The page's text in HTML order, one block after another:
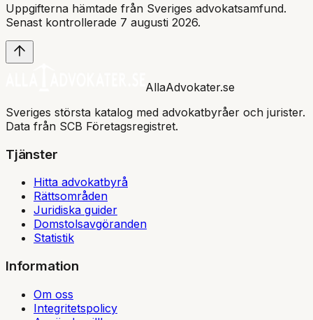
Uppgifterna hämtade från Sveriges advokatsamfund.
Senast kontrollerade 7 augusti 2026.
AllaAdvokater.se
Sveriges största katalog med advokatbyråer och jurister.
Data från SCB Företagsregistret.
Tjänster
Hitta advokatbyrå
Rättsområden
Juridiska guider
Domstolsavgöranden
Statistik
Information
Om oss
Integritetspolicy